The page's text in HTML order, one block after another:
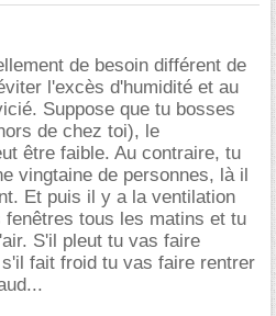
de besoin différent de
l'excès d'humidité et au
Suppose que tu bosses
de chez toi), le
être faible. Au contraire, tu
vingtaine de personnes, là il
Et puis il y a la ventilation
tous les matins et tu
S'il pleut tu vas faire
fait froid tu vas faire rentrer